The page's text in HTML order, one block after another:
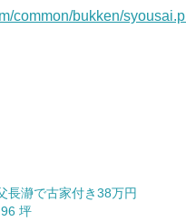
common/bukken/
長瀞で古家付き38万円
坪